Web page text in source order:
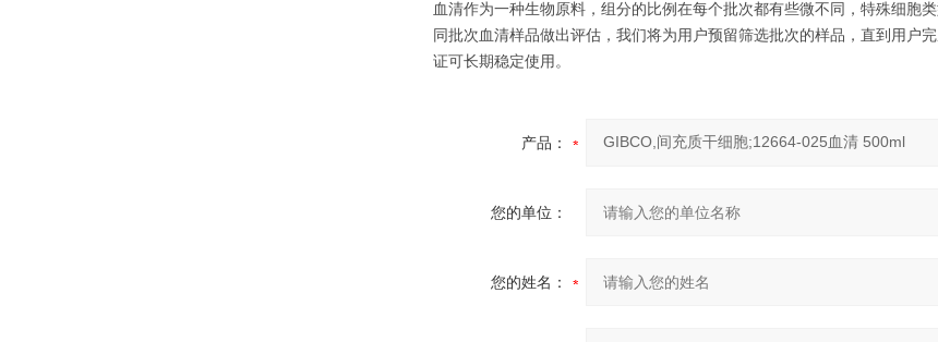
血清作为一种生物原料，组分的比例在每个批次都有些微不同，特殊细胞
同批次血清样品做出评估，我们将为用户预留筛选批次的样品，直到用户
证可长期稳定使用。
产品：
您的单位：
您的姓名：